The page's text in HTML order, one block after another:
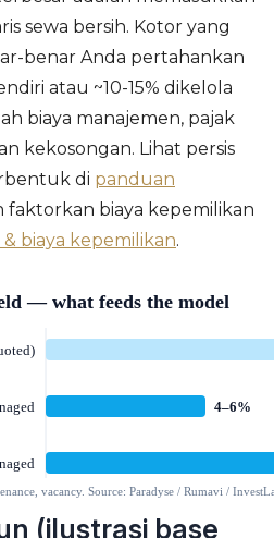
sewa bersih. Kotor yang
benar Anda pertahankan
atau ~10-15% dikelola
biaya manajemen, pajak
kekosongan. Lihat persis
di panduan
faktorkan biaya kepemilikan
biaya kepemilikan.
(ilustrasi base